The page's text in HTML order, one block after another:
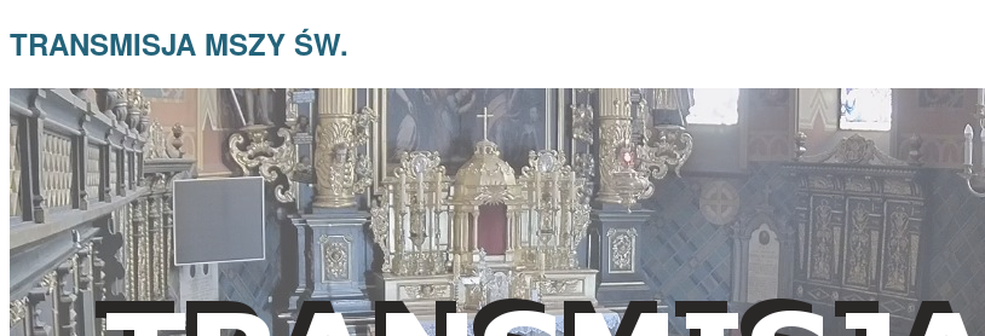
TRANSMISJA MSZY ŚW.